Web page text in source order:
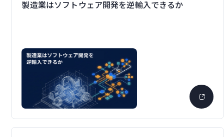
製造業はソフトウェア開発を逆輸入できるか